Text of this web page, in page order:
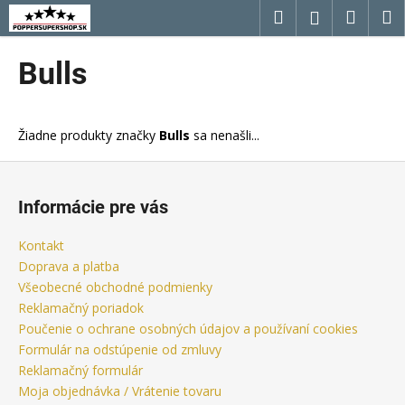
Prejsť
na
obsah
Hľadať
Bulls
Žiadne produkty značky Bulls sa nenašli...
K
o
o
p
o
r
e
b
u
j
e
t
e
Informácie pre vás
Kontakt
Doprava a platba
Všeobecné obchodné podmienky
Reklamačný poriadok
Poučenie o ochrane osobných údajov a používaní cookies
Formulár na odstúpenie od zmluvy
Reklamačný formulár
Moja objednávka / Vrátenie tovaru